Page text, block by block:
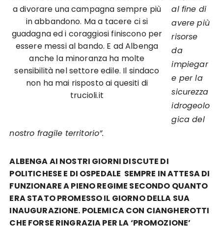
a divorare una campagna sempre più
in abbandono. Ma a tacere ci si
guadagna ed i coraggiosi finiscono per
essere messi al bando. E ad Albenga
anche la minoranza ha molte
sensibilità nel settore edile. Il sindaco
non ha mai risposto ai quesiti di
trucioli.it
al fine di
avere più
risorse
da
impiegar
e per la
sicurezza
idrogeolo
gica del
nostro fragile territorio”.
ALBENGA AI NOSTRI GIORNI DISCUTE DI
POLITICHESE E DI OSPEDALE SEMPRE IN ATTESA DI
FUNZIONARE A PIENO REGIME SECONDO QUANTO
ERA STATO PROMESSO IL GIORNO DELLA SUA
INAUGURAZIONE. POLEMICA CON CIANGHEROTTI
CHE FORSE RINGRAZIA PER LA ‘PROMOZIONE’